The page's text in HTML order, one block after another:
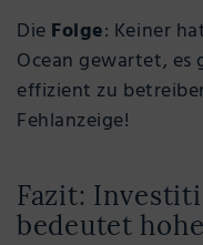
Die Folge: Keiner
Ocean gewartet, es
effizient zu
Fehlanzeige!
Fazit:
bedeutet